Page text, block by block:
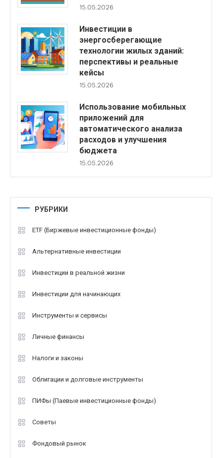
15.05.2026
Инвестиции в
энергосберегающие
технологии жилых зданий:
перспективы и реальные
кейсы
15.05.2026
Использование мобильных
приложений для
автоматического анализа
расходов и улучшения
бюджета
15.05.2026
РУБРИКИ
ETF (Биржевые инвестиционные фонды)
Альтернативные инвестиции
Инвестиции в реальной жизни
Инвестиции для начинающих
Инструменты и сервисы
Личные финансы
Налоги и законы
Облигации и долговые инструменты
ПИФы (Паевые инвестиционные фонды)
Советы
Фондовый рынок